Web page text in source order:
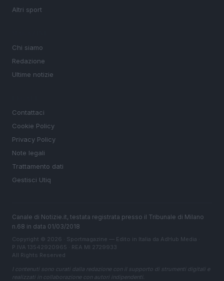
Altri sport
Chi siamo
Redazione
Ultime notizie
Contattaci
Cookie Policy
Privacy Policy
Note legali
Trattamento dati
Gestisci Utiq
Canale di Notizie.it, testata registrata presso il Tribunale di Milano
n.68 in data 01/03/2018
Copyright © 2026 · Sportmagazine — Edito in Italia da AdHub Media
P.IVA 13542920965 · REA MI 2729933
All Rights Reserved
I contenuti sono curati dalla redazione con il supporto di strumenti digitali e
realizzati in collaborazione con autori indipendenti.